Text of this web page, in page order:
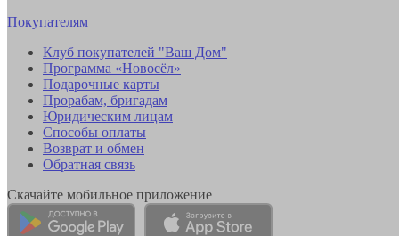
Покупателям
Клуб покупателей "Ваш Дом"
Программа «Новосёл»
Подарочные карты
Прорабам, бригадам
Юридическим лицам
Способы оплаты
Возврат и обмен
Обратная связь
Скачайте мобильное приложение